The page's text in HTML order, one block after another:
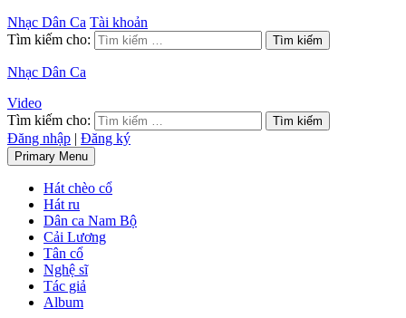
Nhạc Dân Ca Tài khoản
Tìm kiếm cho:
Nhạc Dân Ca
Video
Tìm kiếm cho:
Đăng nhập | Đăng ký
Primary Menu
Hát chèo cổ
Hát ru
Dân ca Nam Bộ
Cải Lương
Tân cổ
Nghệ sĩ
Tác giả
Album